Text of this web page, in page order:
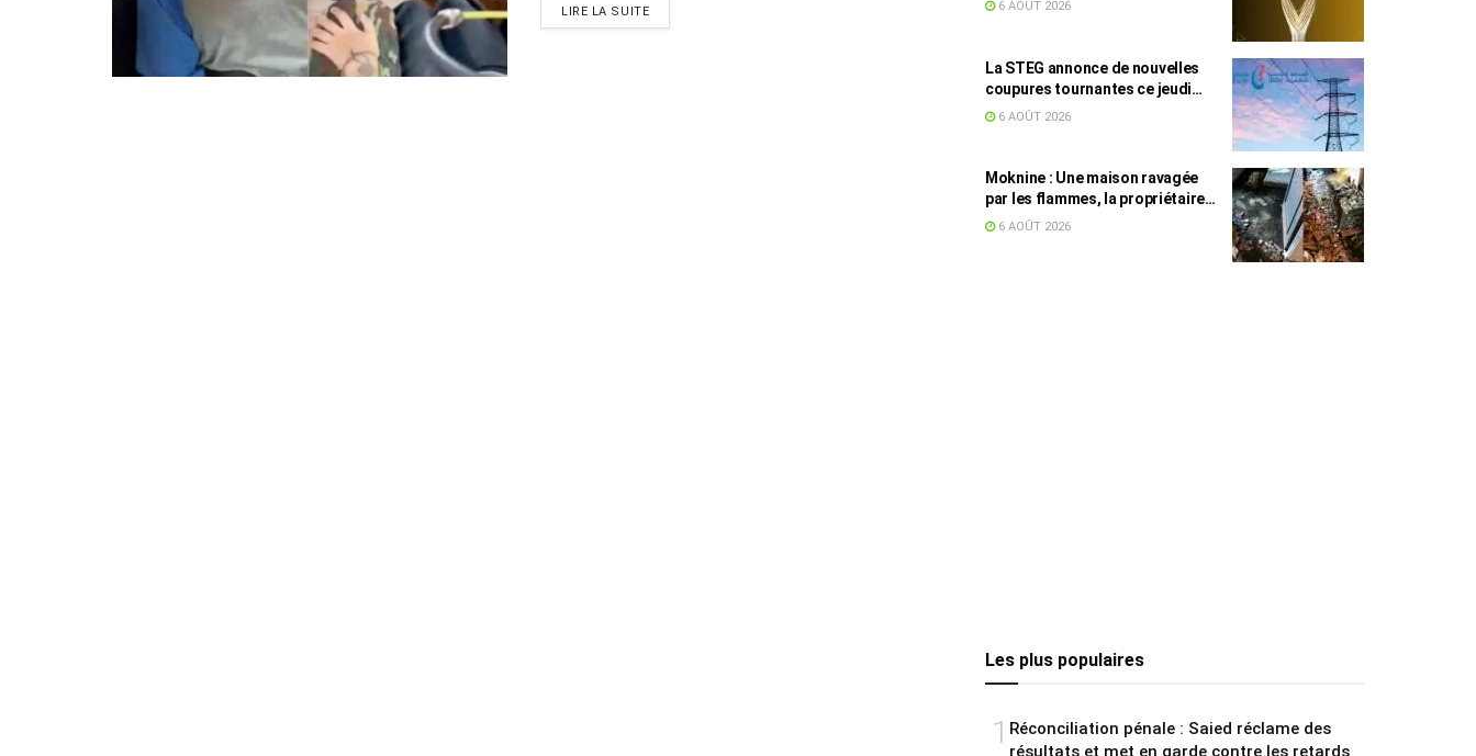
LIRE LA SUITE 6 AOÛT 2026
La STEG annonce de nouvelles
coupures tournantes ce jeudi
dans plusieurs régions
6 AOÛT 2026
Moknine : Une maison ravagée
par les flammes, la propriétaire
accuse la STEG et la SONEDE
6 AOÛT 2026
Les plus populaires
1 Réconciliation pénale : Saied réclame des
résultats et met en garde contre les retards